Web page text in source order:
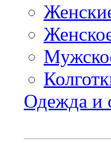
Одежда и